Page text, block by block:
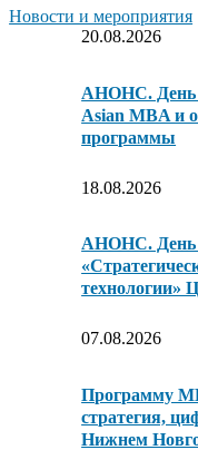
Новости и мероприятия
20.08.2026
АНОНС. День
Asian MBA и
программы
18.08.2026
АНОНС. День
07.08.2026
Программу
стратегия,
Нижнем